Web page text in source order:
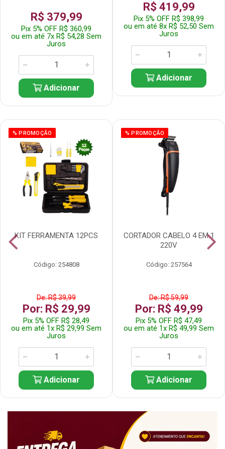
R$ 379,99
Pix 5% OFF R$ 360,99
ou em até 7x R$ 54,28 Sem
Juros
Adicionar
R$ 419,99
Pix 5% OFF R$ 398,99
ou em até 8x R$ 52,50 Sem
Juros
Adicionar
% PROMOÇÃO
KIT FERRAMENTA 12PCS
Código: 254808
De: R$ 39,99
Por: R$ 29,99
Pix 5% OFF R$ 28,49
ou em até 1x R$ 29,99 Sem
Juros
Adicionar
% PROMOÇÃO
CORTADOR CABELO 4 EM 1
220V
Código: 257564
De: R$ 59,99
Por: R$ 49,99
Pix 5% OFF R$ 47,49
ou em até 1x R$ 49,99 Sem
Juros
Adicionar